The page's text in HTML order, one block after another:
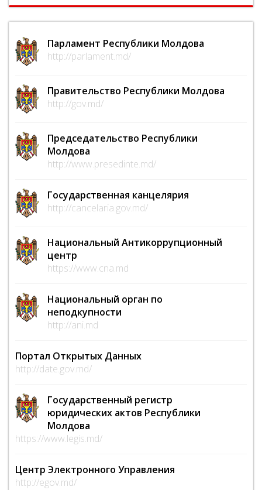
Парламент Республики Молдова
http://parlament.md/
Правительство Республики Молдова
http://gov.md/
Председательство Республики
Молдова
http://www.presedinte.md/
Государственная канцелярия
http://cancelaria.gov.md/
Национальный Антикоррупционный
центр
https://www.cna.md
Национальный орган по
неподкупности
http://ani.md
Портал Открытых Данных
http://date.gov.md/
Государственный регистр
юридических актов Республики
Молдова
https://www.legis.md/
Центр Электронного Управления
http://egov.md/